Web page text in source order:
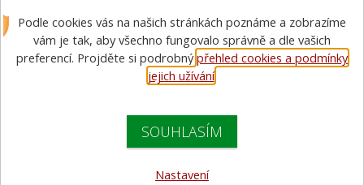
Podle cookies vás na našich stránkách poznáme a zobrazíme
vám je tak, aby všechno fungovalo správně a dle vašich
preferencí. Projděte si podrobnýpřehled cookies a podmínky
jejich užívání.
SOUHLASÍM
Nastavení